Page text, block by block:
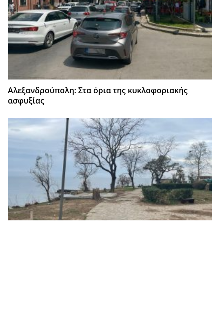
Αλεξανδρούπολη: Στα όρια της κυκλοφοριακής
ασφυξίας